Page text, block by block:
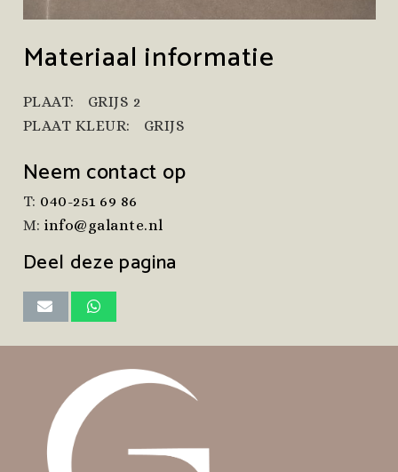
Materiaal informatie
PLAAT:
GRIJS 2
PLAAT KLEUR:
GRIJS
Neem contact op
T: 040-251 69 86
M:info@galante.nl
Deel deze pagina